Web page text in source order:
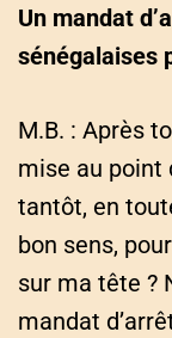
Un mandat
sénégalaises
M.B. : Après
mise au point
tantôt, en
bon sens,
sur ma tête ?
mandat